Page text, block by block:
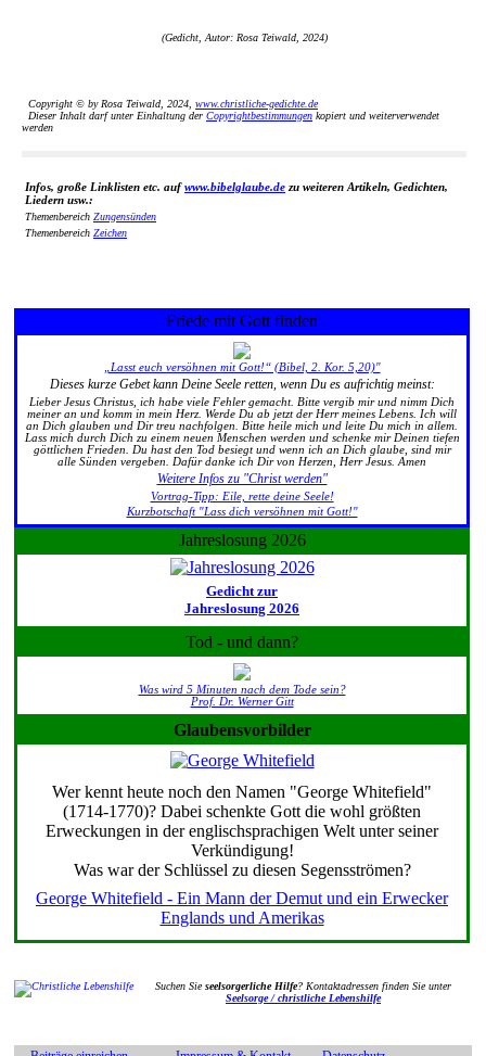
(Gedicht, Autor: Rosa Teiwald, 2024)
Copyright © by Rosa Teiwald, 2024, www.christliche-gedichte.de
Dieser Inhalt darf unter Einhaltung der Copyrightbestimmungen kopiert und weiterverwendet
werden
Infos, große Linklisten etc. aufwww.bibelglaube.de zu weiteren Artikeln, Gedichten,
Liedern usw.:
Themenbereich Zungensünden
Themenbereich Zeichen
Friede mit Gott finden
„Lasst euch versöhnen mit Gott!“ (Bibel, 2. Kor. 5,20)"
Dieses kurze Gebet kann Deine Seele retten, wenn Du es aufrichtig meinst:
Lieber Jesus Christus, ich habe viele Fehler gemacht. Bitte vergib mir und nimm Dich
meiner an und komm in mein Herz. Werde Du ab jetzt der Herr meines Lebens. Ich will
an Dich glauben und Dir treu nachfolgen. Bitte heile mich und leite Du mich in allem.
Lass mich durch Dich zu einem neuen Menschen werden und schenke mir Deinen tiefen
göttlichen Frieden. Du hast den Tod besiegt und wenn ich an Dich glaube, sind mir
alle Sünden vergeben. Dafür danke ich Dir von Herzen, Herr Jesus. Amen
Weitere Infos zu "Christ werden"
Vortrag-Tipp: Eile, rette deine Seele!
Kurzbotschaft "Lass dich versöhnen mit Gott!"
Jahreslosung 2026
Gedicht zur
Jahreslosung 2026
Tod - und dann?
Was wird 5 Minuten nach dem Tode sein?
Prof. Dr. Werner Gitt
Glaubensvorbilder
Wer kennt heute noch den Namen "George Whitefield"
(1714-1770)? Dabei schenkte Gott die wohl größten
Erweckungen in der englischsprachigen Welt unter seiner
Verkündigung!
Was war der Schlüssel zu diesen Segensströmen?
George Whitefield - Ein Mann der Demut und ein Erwecker
Englands und Amerikas
Suchen Sieseelsorgerliche Hilfe? Kontaktadressen finden Sie unter
Seelsorge / christliche Lebenshilfe